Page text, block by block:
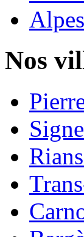
Nos